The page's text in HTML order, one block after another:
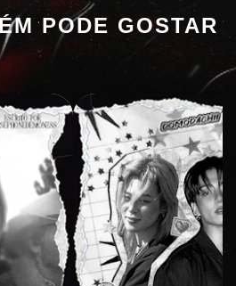
PODE GOSTAR